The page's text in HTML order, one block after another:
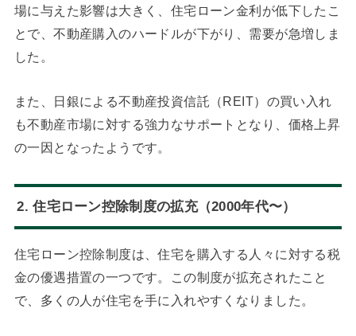
場に与えた影響は大きく、住宅ローン金利が低下したこ
とで、不動産購入のハードルが下がり、需要が急増しま
した。
また、日銀による不動産投資信託（REIT）の買い入れ
も不動産市場に対する強力なサポートとなり、価格上昇
の一因となったようです。
2. 住宅ローン控除制度の拡充（2000年代〜）
住宅ローン控除制度は、住宅を購入する人々に対する税
金の優遇措置の一つです。この制度が拡充されたこと
で、多くの人が住宅を手に入れやすくなりました。